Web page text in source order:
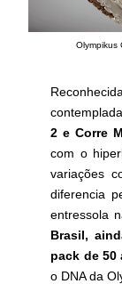
Olympikus
2 e Corre
com o
variações
diferencia
entressola
Brasil,
pack de 50
o DNA da